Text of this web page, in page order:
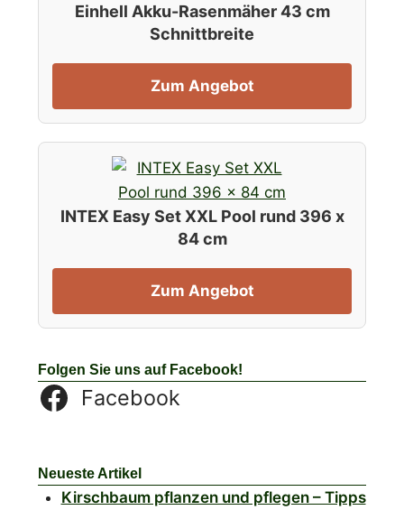
Einhell Akku-Rasenmäher 43 cm
Schnittbreite
Zum Angebot
INTEX Easy Set XXL Pool rund 396 x
84 cm
Zum Angebot
Folgen Sie uns auf Facebook!
Facebook
Neueste Artikel
Kirschbaum pflanzen und pflegen – Tipps